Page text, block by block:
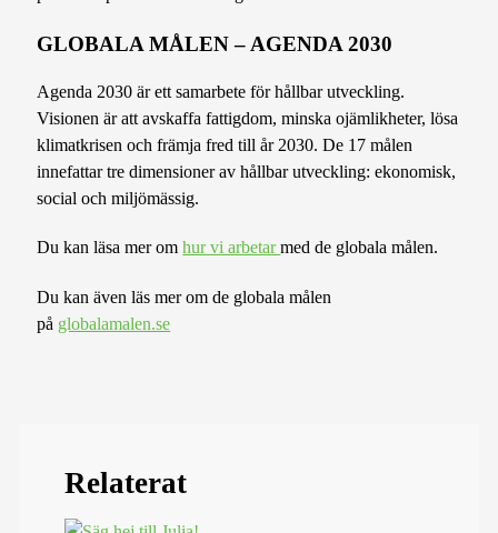
GLOBALA MÅLEN – AGENDA 2030
Agenda 2030 är ett samarbete för hållbar utveckling.
Visionen är att avskaffa fattigdom, minska ojämlikheter, lösa
klimatkrisen och främja fred till år 2030. De 17 målen
innefattar tre dimensioner av hållbar utveckling: ekonomisk,
social och miljömässig.
Du kan läsa mer omhur vi arbetarmed de globala målen.
Du kan även läs mer om de globala målen
på globalamalen.se
Relaterat